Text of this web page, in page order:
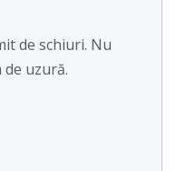
de schiuri. Nu
uzură.